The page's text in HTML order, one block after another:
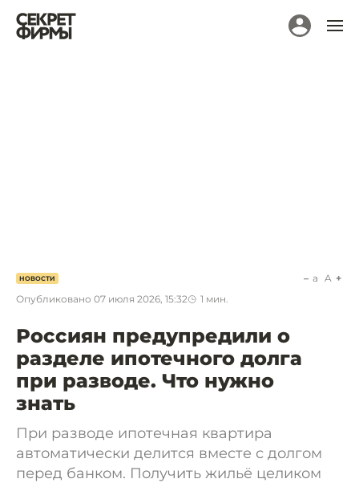
НОВОСТИ
Опубликовано 07 июля 2026, 15:32 1 мин.
a A
Россиян предупредили о
разделе ипотечного долга
при разводе. Что нужно
знать
При разводе ипотечная квартира
автоматически делится вместе с долгом
перед банком. Получить жильё целиком